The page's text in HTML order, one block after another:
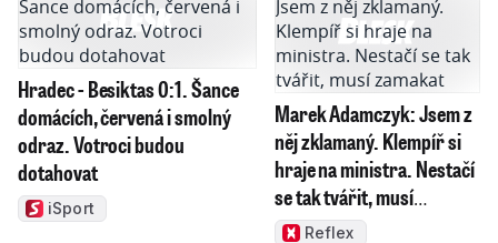
Hradec - Besiktas 0:1. Šance
domácích, červená i smolný
odraz. Votroci budou
dotahovat
iSport
Marek Adamczyk: Jsem z
něj zklamaný. Klempíř si
hraje na ministra. Nestačí
se tak tvářit, musí
zamakat
Reflex